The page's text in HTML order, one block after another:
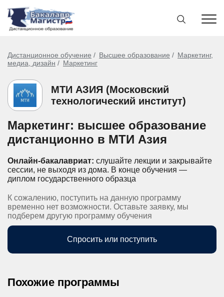
Дистанционное обучение Высшее образование
Маркетинг,
медиа, дизайн
Маркетинг
МТИ АЗИЯ (Московский
технологический институт)
Маркетинг: высшее образование
дистанционно в МТИ Азия
Онлайн-бакалавриат: слушайте лекции и закрывайте
сессии, не выходя из дома. В конце обучения —
диплом государственного образца
К сожалению, поступить на данную программу
временно нет возможности. Оставьте заявку, мы
подберем другую программу обучения
Спросить или поступить
Похожие программы